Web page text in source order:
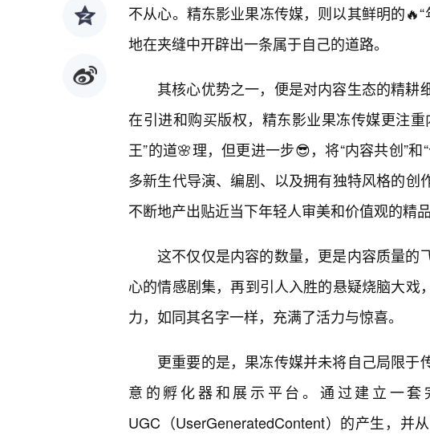
不从心。精东影业果冻传媒，则以其鲜明的🔥“
地在夹缝中开辟出一条属于自己的道路。
其核心优势之一，便是对内容生态的精耕
在引进和购买版权，精东影业果冻传媒更注
王”的道🌸理，但更进一步😎，将“内容共创”
多新生代导演、编剧、以及拥有独特风格的
不断地产出贴近当下年轻人审美和价值观的精品
这不仅仅是内容的数量，更是内容质量的
心的情感剧集，再到引人入胜的悬疑烧脑大
力，如同其名字一样，充满了活力与惊喜。
更重要的是，果冻传媒并未将自己局限于
意的孵化器和展示平台。通过建立一
UGC（UserGeneratedContent）的产生，并